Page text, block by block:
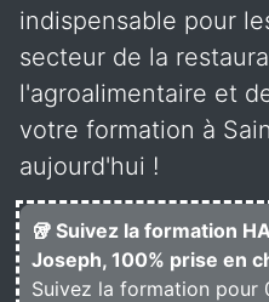
indispensable pour
secteur de la
l'agroalimentaire et
votre formation à
aujourd'hui !
🥡 Suivez la formation
Joseph, 100% prise en
Suivez la formation pour